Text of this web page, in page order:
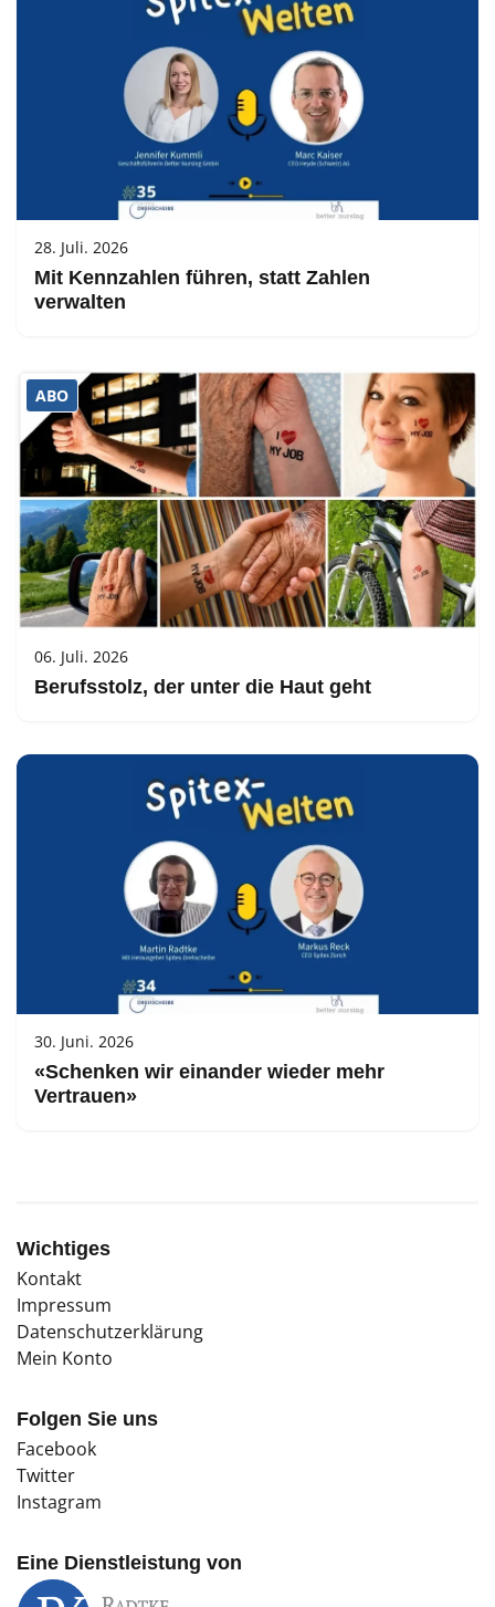
28. Juli. 2026
Mit Kennzahlen führen, statt Zahlen
verwalten
ABO
06. Juli. 2026
Berufsstolz, der unter die Haut geht
30. Juni. 2026
«Schenken wir einander wieder mehr
Vertrauen»
Wichtiges
Kontakt
Impressum
Datenschutzerklärung
Mein Konto
Folgen Sie uns
Facebook
Twitter
Instagram
Eine Dienstleistung von